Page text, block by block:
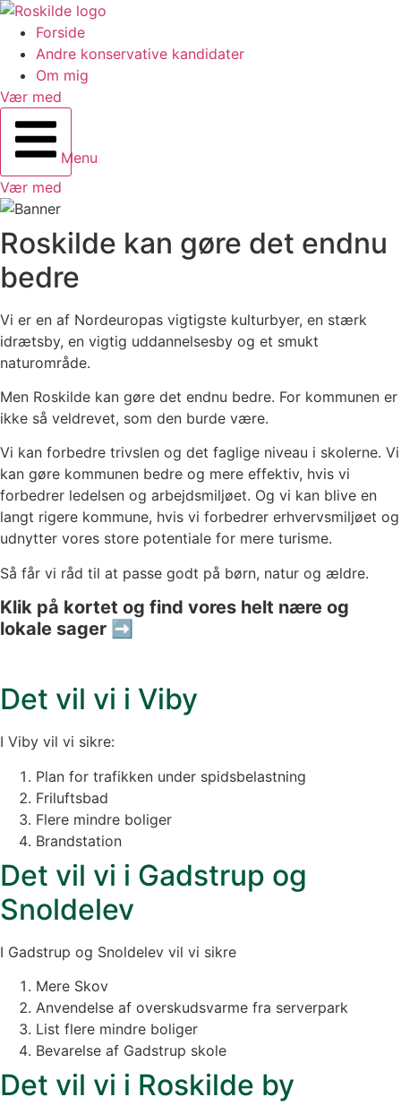
Forside
Andre konservative kandidater
Om mig
Vær med
Menu
Vær med
Roskilde kan gøre det endnu
bedre
Vi er en af Nordeuropas vigtigste kulturbyer, en stærk
idrætsby, en vigtig uddannelsesby og et smukt
naturområde.
Men Roskilde kan gøre det endnu bedre. For kommunen er
ikke så veldrevet, som den burde være.
Vi kan forbedre trivslen og det faglige niveau i skolerne. Vi
kan gøre kommunen bedre og mere effektiv, hvis vi
forbedrer ledelsen og arbejdsmiljøet. Og vi kan blive en
langt rigere kommune, hvis vi forbedrer erhvervsmiljøet og
udnytter vores store potentiale for mere turisme.
Så får vi råd til at passe godt på børn, natur og ældre.
Klik på kortet og find vores helt nære og
lokale sager ➡
Det vil vi i Viby
I Viby vil vi sikre:
Plan for trafikken under spidsbelastning
Friluftsbad
Flere mindre boliger
Brandstation
Det vil vi i Gadstrup og
Snoldelev
I Gadstrup og Snoldelev vil vi sikre
Mere Skov
Anvendelse af overskudsvarme fra serverpark
List flere mindre boliger
Bevarelse af Gadstrup skole
Det vil vi i Roskilde by